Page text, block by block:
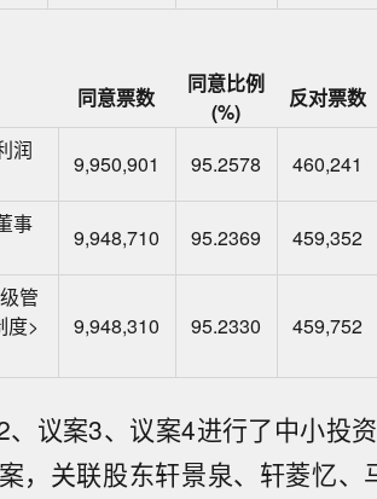
同意票数
同意比例
(%)
反对票数
润
9,950,901 95.2578 460,241
事
9,948,710 95.2369 459,352
管
度>
9,948,310 95.2330 459,752
、议案3、议案4进行了中小投
，关联股东轩景泉、轩菱忆、